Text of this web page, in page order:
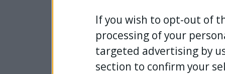
If you wish to opt-out of
processing of your
targeted advertising by
section to confirm your